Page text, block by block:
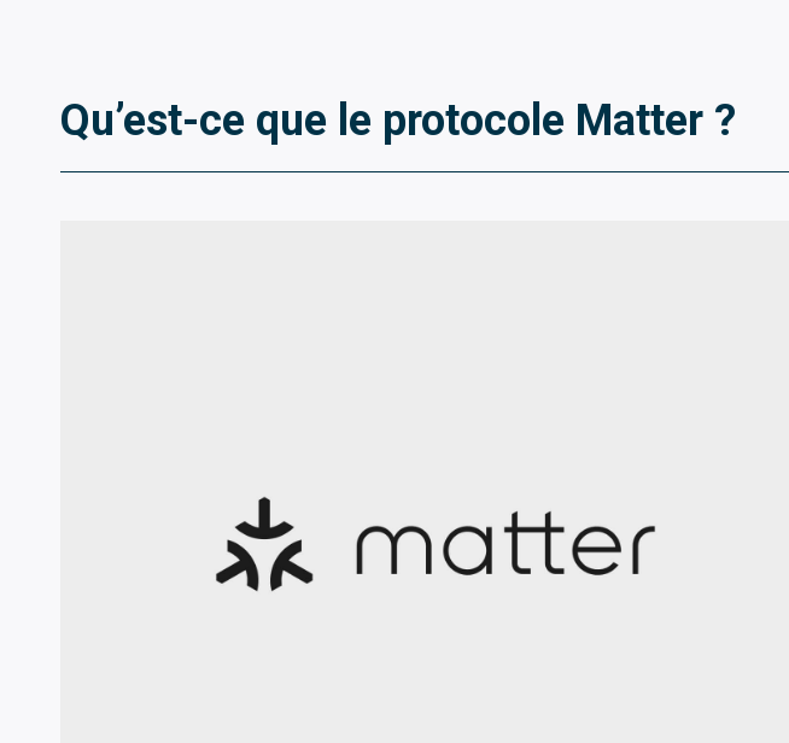
Qu’est-ce que le protocole Matter ?